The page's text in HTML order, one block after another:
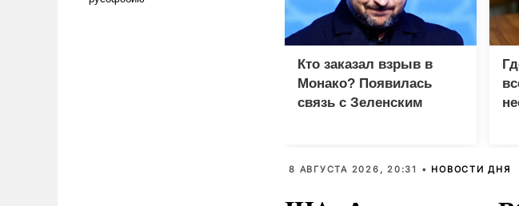
Кто заказал взрыв в
Монако? Появилась
связь с Зеленским
8 АВГУСТА 2026, 20:31 • НОВОСТИ ДНЯ